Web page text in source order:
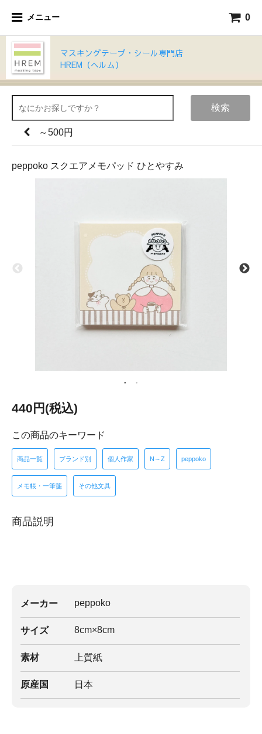
メニュー 0
マスキングテープ・シール専門店
HREM（ヘルム）
検索
～500円
peppoko スクエアメモパッド ひとやすみ
440円(税込)
この商品のキーワード
商品一覧 ブランド別 個人作家 N～Z peppoko
メモ帳・一筆箋 その他文具
商品説明
メーカー peppoko
サイズ 8cm×8cm
素材 上質紙
原産国 日本